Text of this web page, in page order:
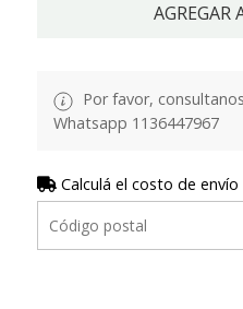
AGREGAR
Por favor,
Whatsapp 1136447967
Calculá el costo de envío